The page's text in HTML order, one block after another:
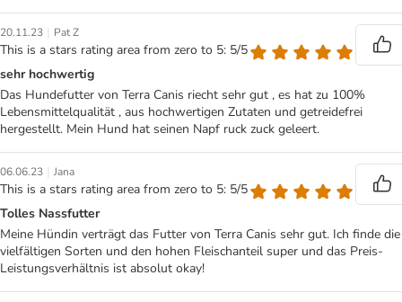
20.11.23 | Pat Z
This is a stars rating area from zero to 5: 5/5
sehr hochwertig
Das Hundefutter von Terra Canis riecht sehr gut , es hat zu 100%
Lebensmittelqualität , aus hochwertigen Zutaten und getreidefrei
hergestellt. Mein Hund hat seinen Napf ruck zuck geleert.
06.06.23 | Jana
This is a stars rating area from zero to 5: 5/5
Tolles Nassfutter
Meine Hündin verträgt das Futter von Terra Canis sehr gut. Ich finde die
vielfältigen Sorten und den hohen Fleischanteil super und das Preis-
Leistungsverhältnis ist absolut okay!